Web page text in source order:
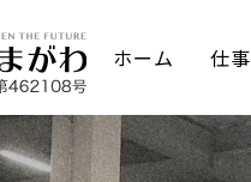
ホーム 仕